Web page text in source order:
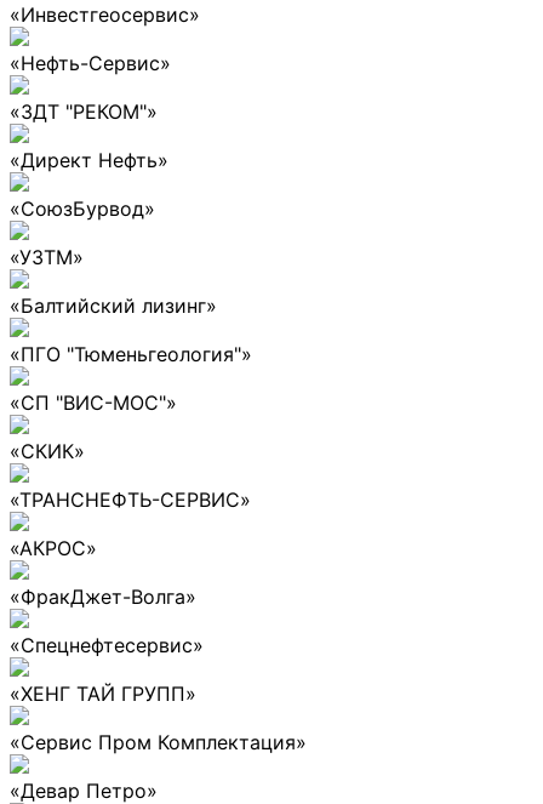
«Инвестгеосервис»
«Нефть-Сервис»
«ЗДТ "РЕКОМ"»
«Директ Нефть»
«СоюзБурвод»
«УЗТМ»
«Балтийский лизинг»
«ПГО "Тюменьгеология"»
«СП "ВИС-МОС"»
«СКИК»
«ТРАНСНЕФТЬ-СЕРВИС»
«АКРОС»
«ФракДжет-Волга»
«Спецнефтесервис»
«ХЕНГ ТАЙ ГРУПП»
«Сервис Пром Комплектация»
«Девар Петро»